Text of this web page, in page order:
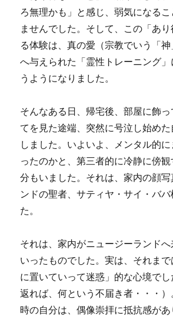
ろ無理かも」と感じ、弱気になるこ
ませんでした。そして、この「あ
る体験は、真の愛（宗教でいう「
へ与えられた「霊性トレーニング
うようになりました。
そんなある日、帰宅後、部屋に飾
てを見た途端、突然に号泣し始め
しました。いよいよ、メンタル的
ったのかと、第三者的に冷静に傍
分もいました。それは、家内の顔写
ンドの聖者、サティヤ・サイ・バ
た。
それは、家内がニュージーランド
いったものでした。実は、それま
に置いていって迷惑」的な心境でし
返れば、何という不届き者・・・
時の自分は、偶像崇拝に抵抗感が